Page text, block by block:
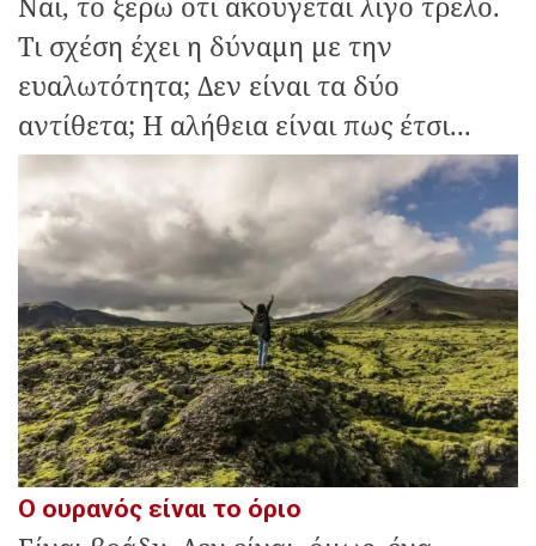
Τι σχέση έχει η δύναμη με την
ευαλωτότητα; Δεν είναι τα δύο
αντίθετα; Η αλήθεια είναι πως έτσι...
Ο ουρανός είναι το όριο